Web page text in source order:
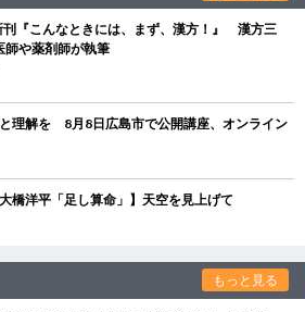
刊『こんなときには、まず、漢方！』 漢方三
師や薬剤師が執筆
理解を 8月8日広島市で公開講座、オンライン
橋洋平「足し算命」】天空を見上げて
もっと見る